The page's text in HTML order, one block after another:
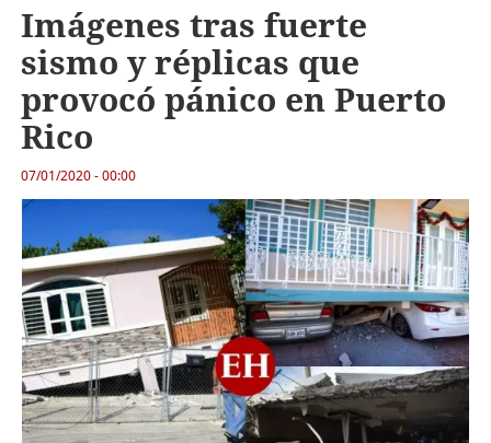
Imágenes tras fuerte
sismo y réplicas que
provocó pánico en Puerto
Rico
07/01/2020 - 00:00